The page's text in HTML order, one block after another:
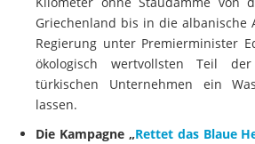
Griechenland bis in die albanische
Regierung unter Premierminister
ökologisch wertvollsten Teil
türkischen Unternehmen ein
lassen.
Die Kampagne „Rettet das Blaue